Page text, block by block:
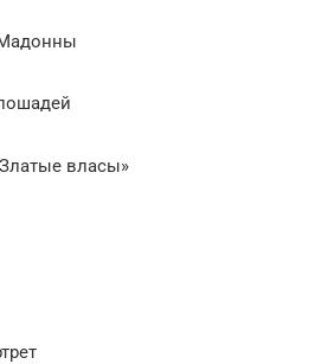
власы»